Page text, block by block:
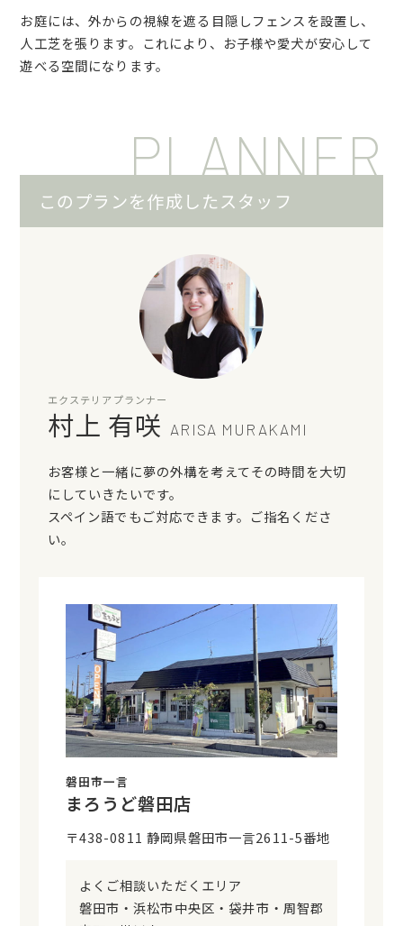
お庭には、外からの視線を遮る目隠しフェンスを設置し、
人工芝を張ります。これにより、お子様や愛犬が安心して
遊べる空間になります。
PLANNER
このプランを作成したスタッフ
エクステリアプランナー
村上 有咲 ARISA MURAKAMI
お客様と一緒に夢の外構を考えてその時間を大切
にしていきたいです。
スペイン語でもご対応できます。ご指名くださ
い。
磐田市一言
まろうど磐田店
〒438-0811 静岡県磐田市一言2611-5番地
よくご相談いただくエリア
磐田市・浜松市中央区・袋井市・周智郡